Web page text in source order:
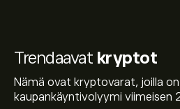
Trendaavat kryptot
Nämä ovat kryptovarat, joilla
kaupankäyntivolyymi viimeisen